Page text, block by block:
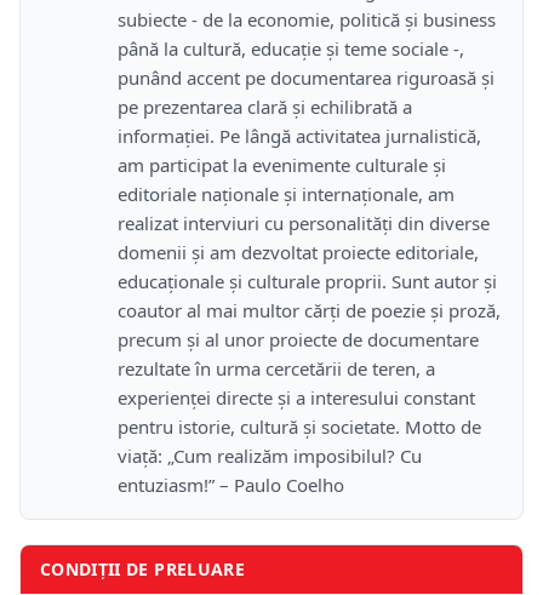
subiecte - de la economie, politică și business
până la cultură, educație și teme sociale -,
punând accent pe documentarea riguroasă și
pe prezentarea clară și echilibrată a
informației. Pe lângă activitatea jurnalistică,
am participat la evenimente culturale și
editoriale naționale și internaționale, am
realizat interviuri cu personalități din diverse
domenii și am dezvoltat proiecte editoriale,
educaționale și culturale proprii. Sunt autor și
coautor al mai multor cărți de poezie și proză,
precum și al unor proiecte de documentare
rezultate în urma cercetării de teren, a
experienței directe și a interesului constant
pentru istorie, cultură și societate. Motto de
viață: „Cum realizăm imposibilul? Cu
entuziasm!” – Paulo Coelho
CONDIȚII DE PRELUARE